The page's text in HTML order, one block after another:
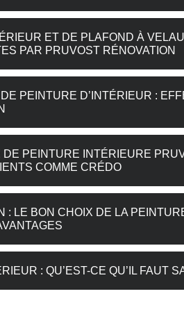
ET DE PLAFOND À
PAR PRUVOST RÉNOVATION
PEINTURE D’INTÉRIEUR :
PEINTURE INTÉRIEURE
COMME CRÉDO
: LE BON CHOIX DE LA
: QU’EST-CE QU’IL FAUT